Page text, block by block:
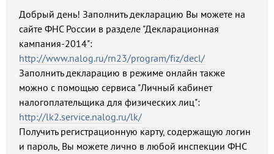
Добрый день! Заполнить декларацию Вы можете на
сайте ФНС России в разделе "Декларационная
кампания-2014":
http://www.nalog.ru/rn23/program/fiz/decl/
Заполнить декларацию в режиме онлайн также
можно с помощью сервиса "Личный кабинет
налогоплательщика для физических лиц":
http://lk2.service.nalog.ru/lk/
Получить регистрационную карту, содержащую логин
и пароль, Вы можете лично в любой инспекции ФНС